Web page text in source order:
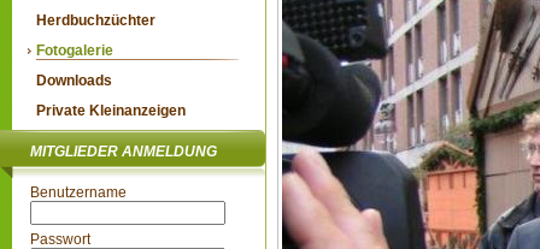
Herdbuchzüchter
Fotogalerie
Downloads
Private Kleinanzeigen
MITGLIEDER ANMELDUNG
Benutzername
Passwort